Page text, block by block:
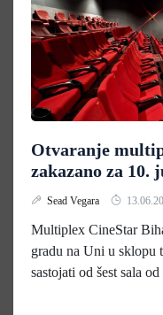
Otvaranje
zakazano za 10.
Sead Vegara
Multiplex CineStar
gradu na Uni u sklopu
sastojati od šest sala